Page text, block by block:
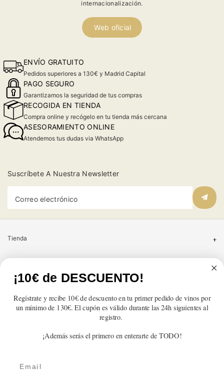
internacionalización.
Web oficial
ENVÍO GRATUITO
Pedidos superiores a 130€ y Madrid Capital
PAGO SEGURO
Garantizamos la seguridad de tus compras
RECOGIDA EN TIENDA
Compra online y recógelo en tu tienda más cercana
ASESORAMIENTO ONLINE
Atendemos tus dudas via WhatsApp
Suscríbete A Nuestra Newsletter
Correo electrónico
Tienda
Información
¡10€ de DESCUENTO!
Regístrate y recibe 10€ de descuento en tu primer pedido de vinos por
un mínimo de 130€. El cupón es válido durante las 24h siguientes al
registro.
¡Además serás el primero en enterarte de TODO!